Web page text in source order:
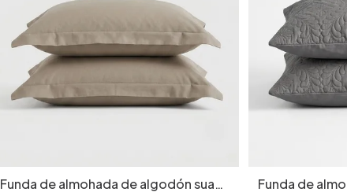
Funda de almohada de algodón suave
Funda de